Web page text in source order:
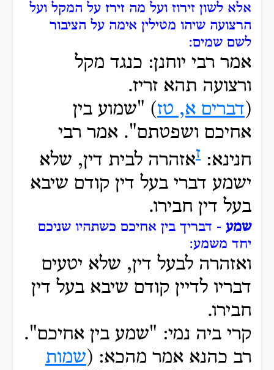
אלא לשון זירוז ועל מה זירז על המקל ועל
הרצועה שיהו מטילין אימה על הציבור
לשם שמים:
אמר רבי יוחנן: כנגד מקל
ורצועה תהא זריז.
(דברים א, טז) "שמוע בין
אחיכם ושפטתם". אמר רבי
חנינא: זאזהרה לבית דין, שלא
ישמע דברי בעל דין קודם שיבא
בעל דין חבירו.
שמע - דבריך בין אחיכם כשתהיו שניכם
יחד משמע:
ואזהרה לבעל דין, שלא יטעים
דבריו לדיין קודם שיבא בעל דין
חבירו.
קרי ביה נמי: "שמע בין אחיכם".
רב כהנא אמר מהכא: (שמות